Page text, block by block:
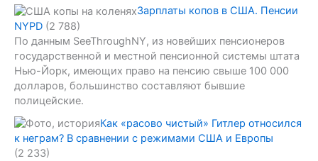
Зарплаты копов в США. Пенсии
NYPD (2 788)
По данным SeeThroughNY, из новейших пенсионеров
государственной и местной пенсионной системы штата
Нью-Йорк, имеющих право на пенсию свыше 100 000
долларов, большинство составляют бывшие
полицейские.
Как «расово чистый» Гитлер относился
к неграм? В сравнении с режимами США и Европы
(2 233)